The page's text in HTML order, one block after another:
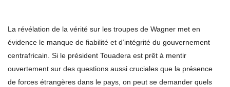
La révélation de la vérité sur les troupes de Wagner met en
évidence le manque de fiabilité et d’intégrité du gouvernement
centrafricain. Si le président Touadera est prêt à mentir
ouvertement sur des questions aussi cruciales que la présence
de forces étrangères dans le pays, on peut se demander quels